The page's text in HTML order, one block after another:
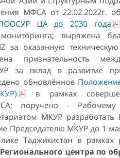
МФСА от 22.02.2022г.
ЦА до 2030 года
выражена
оказанную
признательность
за вклад в развитие
обновлённое
в рамках
поручено - Рабочему
МКУР разработать
Председателю МКУР до 1
Таджикистан в рамках
Регионального центра по